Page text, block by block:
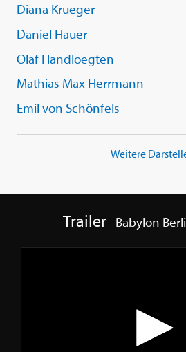
Diana Krueger
Daniel Hauer
Olaf Handloegten
Mathias Max Herrmann
Emil von Schönfels
Weitere
Trailer Babylon